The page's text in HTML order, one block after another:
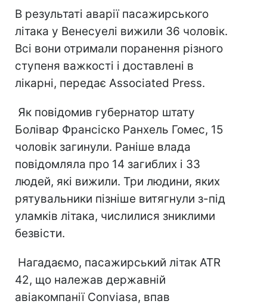
В результаті аварії пасажирського
літака у Венесуелі вижили 36 чоловік.
Всі вони отримали поранення різного
ступеня важкості і доставлені в
лікарні, передає Associated Press.
Як повідомив губернатор штату
Болівар Франсіско Ранхель Гомес, 15
чоловік загинули. Раніше влада
повідомляла про 14 загиблих і 33
людей, які вижили. Три людини, яких
рятувальники пізніше витягнули з-під
уламків літака, числилися зниклими
безвісти.
Нагадаємо, пасажирський літак ATR
42, що належав державній
авіакомпанії Conviasa, впав